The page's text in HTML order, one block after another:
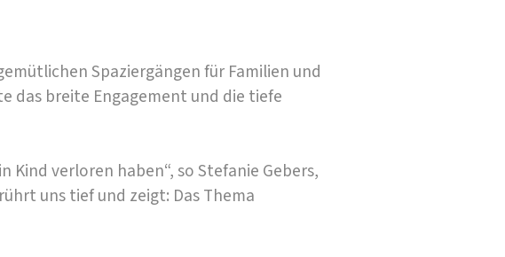
Spaziergängen für Familien und
das breite Engagement und die tiefe
verloren haben“, so Stefanie Gebers,
uns tief und zeigt: Das Thema